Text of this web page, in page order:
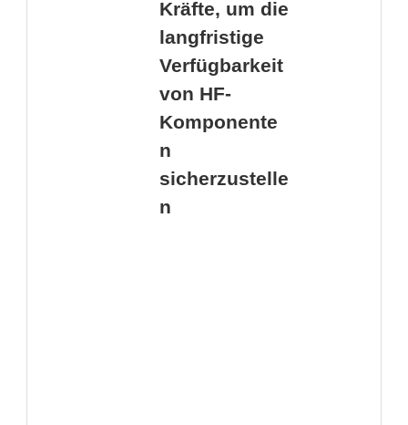
Kräfte, um die
langfristige
Verfügbarkeit
von HF-
Komponente
n
sicherzustelle
n